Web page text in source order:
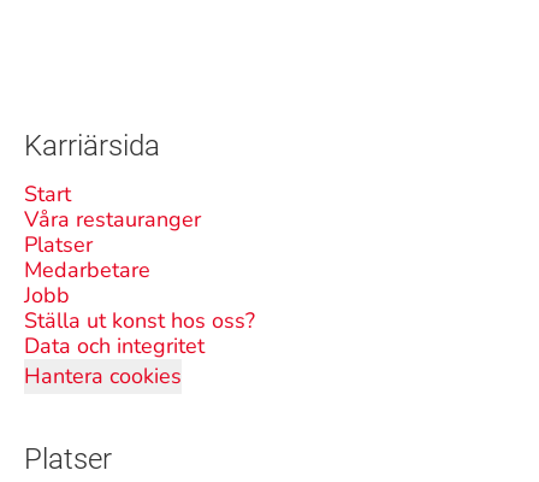
Karriärsida
Start
Våra restauranger
Platser
Medarbetare
Jobb
Ställa ut konst hos oss?
Data och integritet
Hantera cookies
Platser